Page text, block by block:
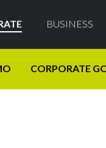
BUSINESS
CORPORATE